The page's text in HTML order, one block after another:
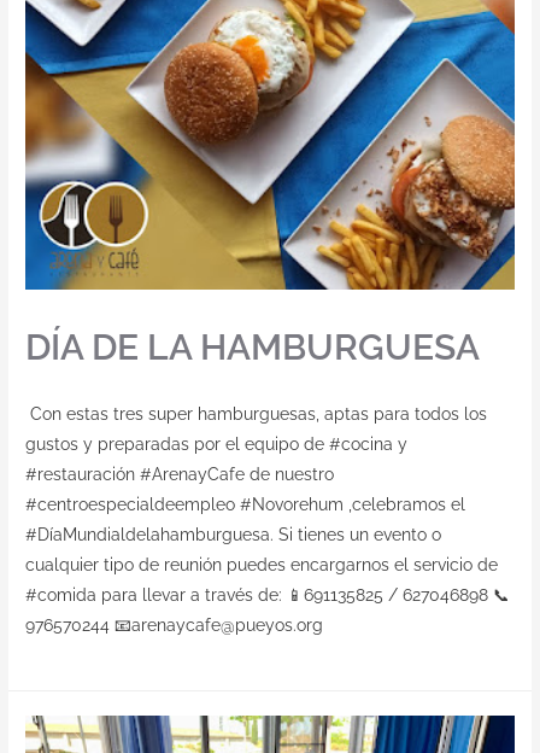
Contacto
DÍA DE LA HAMBURGUESA
Con estas tres super hamburguesas, aptas para todos los
gustos y preparadas por el equipo de #cocina y
#restauración #ArenayCafe de nuestro
#centroespecialdeempleo #Novorehum ,celebramos el
#DíaMundialdelahamburguesa. Si tienes un evento o
cualquier tipo de reunión puedes encargarnos el servicio de
#comida para llevar a través de: 📱691135825 / 627046898 📞
976570244 📧arenaycafe@pueyos.org